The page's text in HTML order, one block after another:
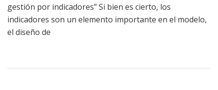
gestión por indicadores” Si bien es cierto, los
indicadores son un elemento importante en el modelo,
el diseño de